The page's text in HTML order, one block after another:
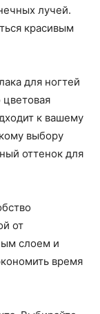
лучей.
красивым
для ногтей
к вашему
выбору
оттенок для
от
слоем и
время